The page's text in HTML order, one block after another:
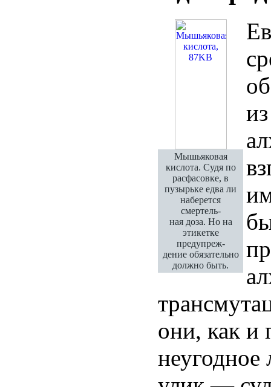
Мышьяковая
кислота. Судя по
расфасовке, в
пузырьке едва ли
наберется
смертель-
ная доза. Но на
этикетке
предупреж-
дение обязательно
должно быть.
они, как и
неугодное